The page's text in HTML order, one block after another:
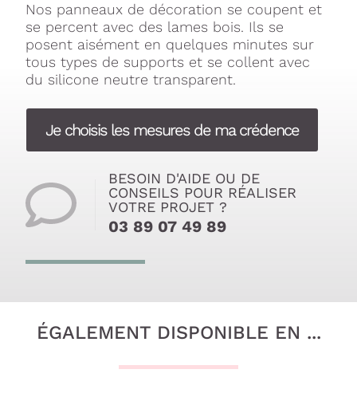
Nos panneaux de décoration se coupent et
se percent avec des lames bois. Ils se
posent aisément en quelques minutes sur
tous types de supports et se collent avec
du silicone neutre transparent.
Je choisis les mesures de ma crédence
BESOIN D'AIDE OU DE
CONSEILS POUR RÉALISER
VOTRE PROJET ?
03 89 07 49 89
ÉGALEMENT DISPONIBLE EN ...